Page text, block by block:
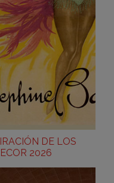
DE LOS
2026